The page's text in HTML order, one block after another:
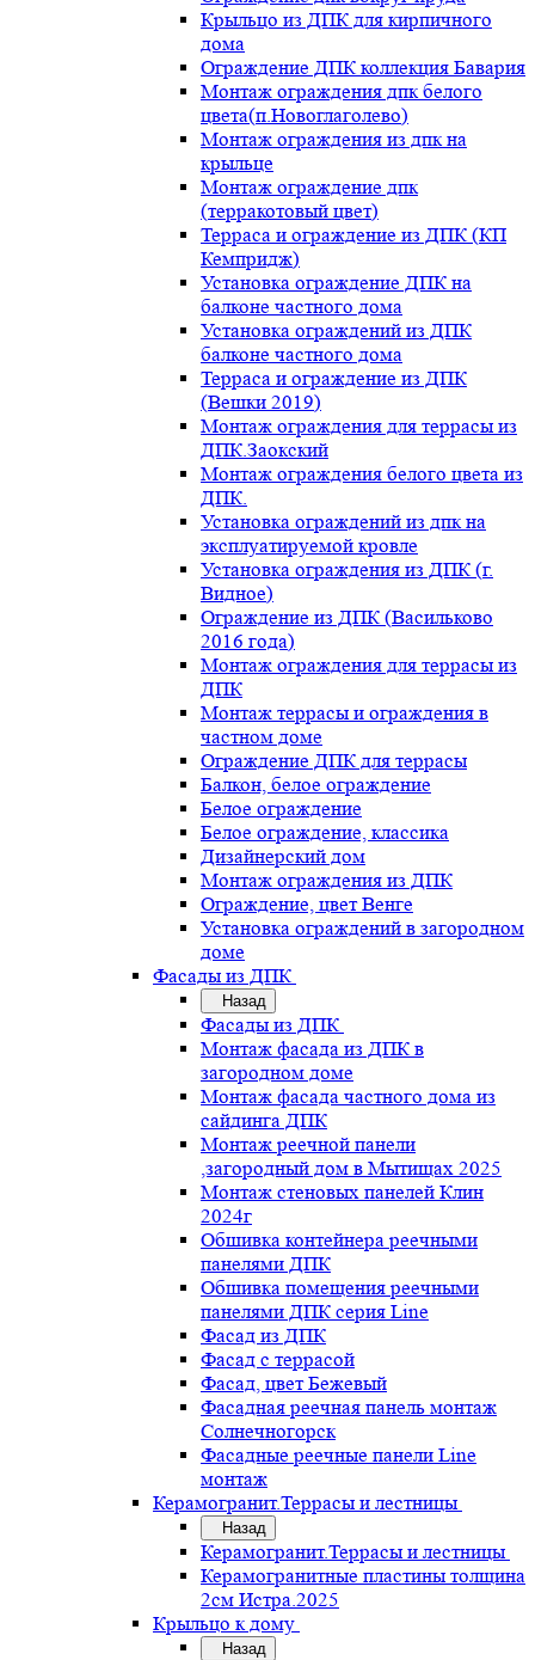
Крыльцо из ДПК для кирпичного
дома
Ограждение ДПК коллекция Бавария
Монтаж ограждения дпк белого
цвета(п.Новоглаголево)
Монтаж ограждения из дпк на
крыльце
Монтаж ограждение дпк
(терракотовый цвет)
Терраса и ограждение из ДПК (КП
Кемпридж)
Установка ограждение ДПК на
балконе частного дома
Установка ограждений из ДПК
балконе частного дома
Терраса и ограждение из ДПК
(Вешки 2019)
Монтаж ограждения для террасы из
ДПК.Заокский
Монтаж ограждения белого цвета из
ДПК.
Установка ограждений из дпк на
эксплуатируемой кровле
Установка ограждения из ДПК (г.
Видное)
Ограждение из ДПК (Васильково
2016 года)
Монтаж ограждения для террасы из
ДПК
Монтаж террасы и ограждения в
частном доме
Ограждение ДПК для террасы
Балкон, белое ограждение
Белое ограждение
Белое ограждение, классика
Дизайнерский дом
Монтаж ограждения из ДПК
Ограждение, цвет Венге
Установка ограждений в загородном
доме
Фасады из ДПК
Назад
Фасады из ДПК
Монтаж фасада из ДПК в
загородном доме
Монтаж фасада частного дома из
сайдинга ДПК
Монтаж реечной панели
,загородный дом в Мытищах 2025
Монтаж стеновых панелей Клин
2024г
Обшивка контейнера реечными
панелями ДПК
Обшивка помещения реечными
панелями ДПК серия Line
Фасад из ДПК
Фасад с террасой
Фасад, цвет Бежевый
Фасадная реечная панель монтаж
Солнечногорск
Фасадные реечные панели Line
монтаж
Керамогранит.Террасы и лестницы
Назад
Керамогранит.Террасы и лестницы
Керамогранитные пластины толщина
2см Истра.2025
Крыльцо к дому
Назад